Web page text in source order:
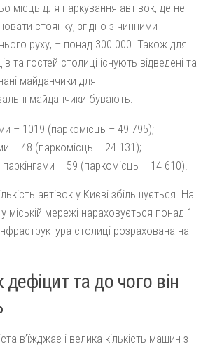
місць для паркування автівок, де не
стоянку, згідно з чинними
руху, – понад 300 000. Також для
та гостей столиці існують відведені та
майданчики для
майданчики бувають:
– 1019 (паркомісць – 49 795);
– 48 (паркомісць – 24 131);
– 59 (паркомісць – 14 610).
автівок у Києві збільшується. На
міській мережі нараховується понад 1
столиці розрахована на
та до чого він
в’їжджає і велика кількість машин з